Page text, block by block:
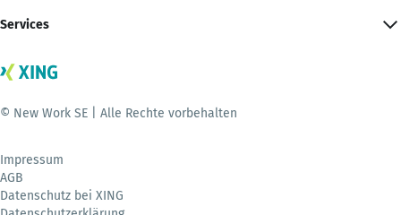
Services
© New Work SE | Alle Rechte vorbehalten
Impressum
AGB
Datenschutz bei XING